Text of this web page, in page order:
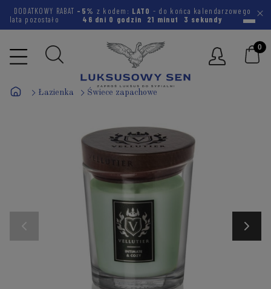
DODATKOWY RABAT -5% z kodem: LATO - do końca kalendarzowego
lata pozostało
46 dni 0 godzin 21 minut 2 sekundy
Łazienka Świece zapachowe